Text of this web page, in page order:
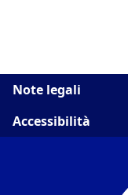
Note legali
Accessibilità